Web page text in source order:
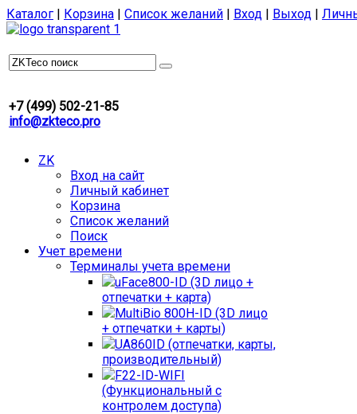
Каталог | Корзина | Список желаний | Вход | Выход |
+7 (499) 502-21-85
info@zkteco.pro
ZK
Вход на сайт
Личный кабинет
Корзина
Список желаний
Поиск
Учет времени
Терминалы учета времени
uFace800-ID (3D лицо +
отпечатки + карта)
MultiBio 800H-ID (3D лицо
+ отпечатки + карты)
UA860ID (отпечатки, карты,
производительный)
F22-ID-WIFI
(Функциональный с
контролем доступа)